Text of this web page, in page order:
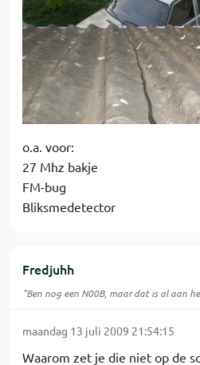
o.a. voor:
27 Mhz bakje
FM-bug
Bliksmedetector
Fredjuhh
"Ben nog een N00B, maar dat is al aan
maandag 13 juli 2009 21:54:15
Waarom zet je die niet op de